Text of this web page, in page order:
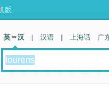
英 汉 | 汉语 | 上海话 广